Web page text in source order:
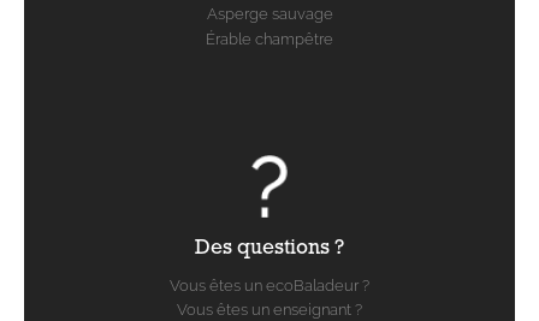
Asperge sauvage
Érable champêtre
Des questions ?
Vous êtes un ecoBaladeur ?
Vous êtes un enseignant ?